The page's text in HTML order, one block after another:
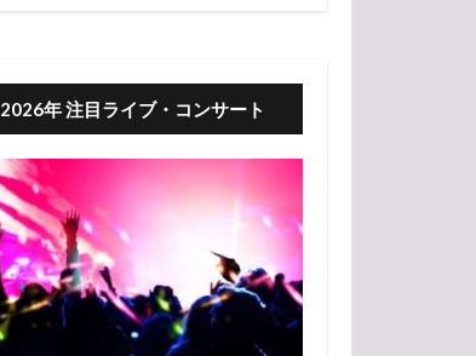
2026年 注目ライブ・コンサート